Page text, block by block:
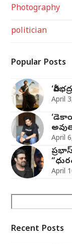
Photography
politician
Popular Posts
April
April
April
Recent Posts